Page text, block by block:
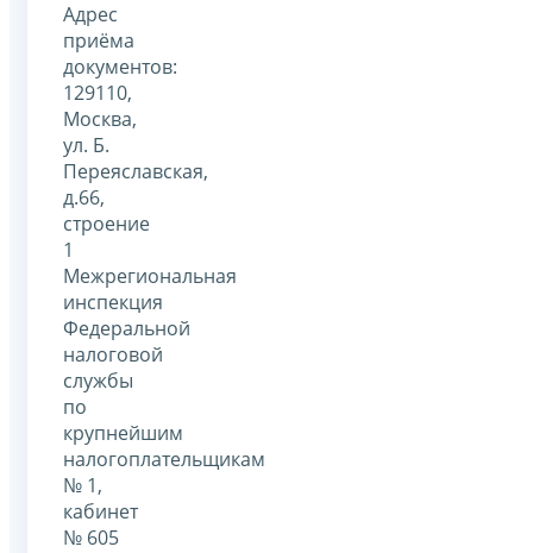
Адрес
приёма
документов:
129110,
Москва,
ул. Б.
Переяславская,
д.66,
строение
1
Межрегиональная
инспекция
Федеральной
налоговой
службы
по
крупнейшим
налогоплательщикам
№ 1,
кабинет
№ 605